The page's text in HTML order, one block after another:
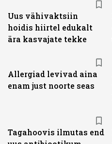
Uus vähivaktsiin
hoidis hiirtel edukalt
ära kasvajate tekke
Allergiad levivad aina
enam just noorte seas
Tagahoovis ilmutas end